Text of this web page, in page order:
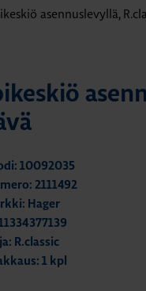
asennuslevyllä,
10092035
2111492
Hager
R.classic
1 kpl